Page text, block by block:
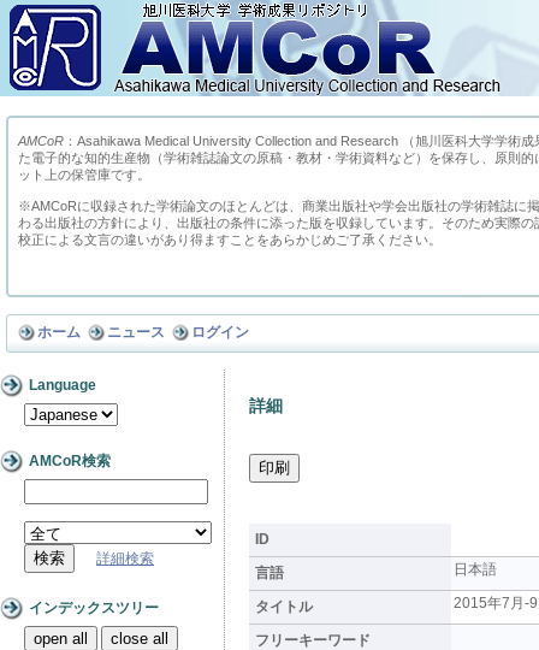
AMCoR ：Asahikawa Medical University Collection and Research （旭川医科大学学術
た電子的な知的生産物（学術雑誌論文の原稿・教材・学術資料など）を保存し、原則
ット上の保管庫です。
※AMCoRに収録された学術論文のほとんどは、商業出版社や学会出版社の学術雑誌に
わる出版社の方針により、出版社の条件に添った版を収録しています。そのため実際
校正による文言の違いがあり得ますことをあらかじめご了承ください。
ホーム ニュース ログイン
Language
AMCoR検索
詳細検索
インデックスツリー
open all close all
詳細
ID
言語
日本語
タイトル 2015年7月-
フリーキーワード